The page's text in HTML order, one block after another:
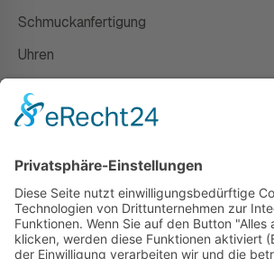
Schmuckanfertigung
Uhren
Susanne Steiger
Geschäfte
Newsletter